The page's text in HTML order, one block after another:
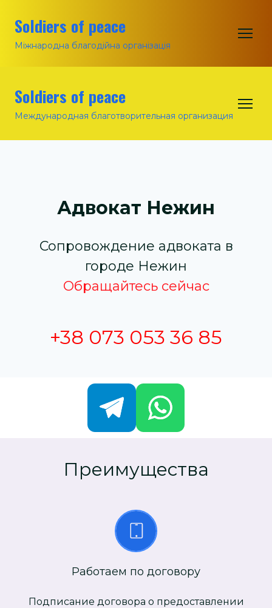
Soldiers of peace
Міжнародна благодійна організація
Soldiers of peace
Международная благотворительная организация
Адвокат Нежин
Сопровождение адвоката в
городе Нежин
Обращайтесь сейчас
+38 073 053 36 85
Преимущества
Работаем по договору
Подписание договора о предоставлении